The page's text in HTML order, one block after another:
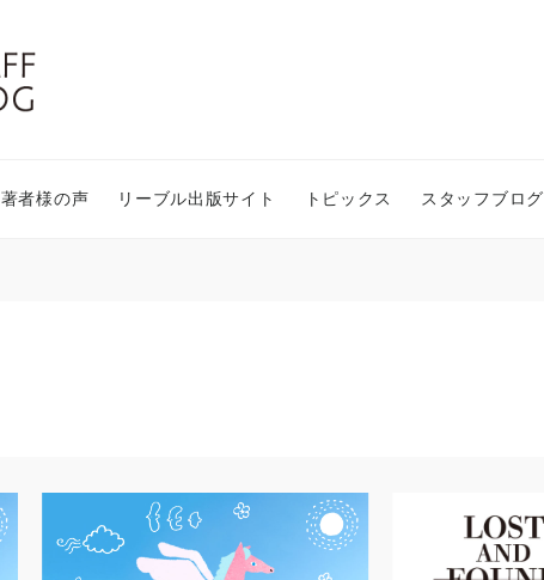
著者様の声 リーブル出版サイト トピックス スタッフブログ